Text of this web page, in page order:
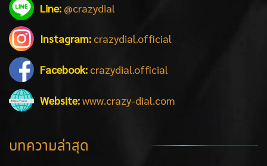
Line: @crazydial
Instagram: crazydial.official
Facebook: crazydial.official
Website:www.crazy-dial.com
บทความล่าสุด